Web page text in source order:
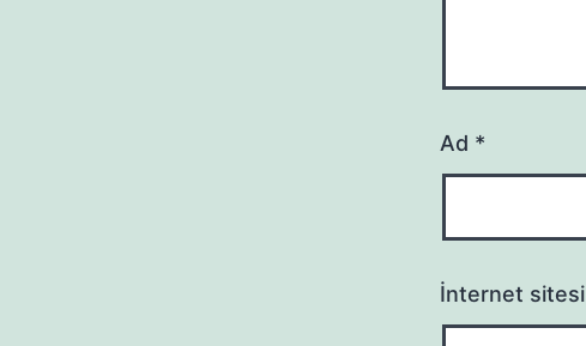
Ad *
İnternet sitesi